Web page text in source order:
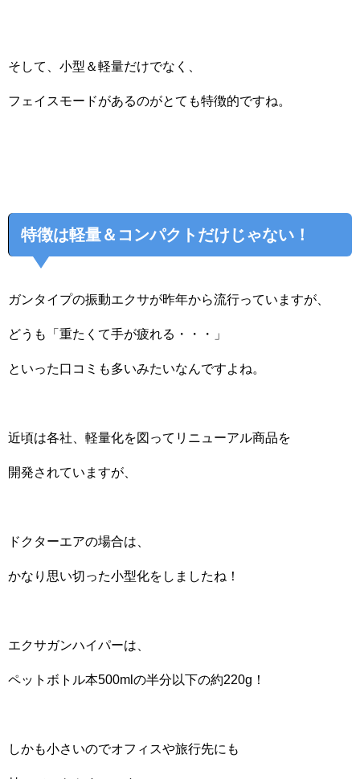
そして、小型＆軽量だけでなく、
フェイスモードがあるのがとても特徴的ですね。
特徴は軽量＆コンパクトだけじゃない！
ガンタイプの振動エクサが昨年から流行っていますが、
どうも「重たくて手が疲れる・・・」
といった口コミも多いみたいなんですよね。
近頃は各社、軽量化を図ってリニューアル商品を
開発されていますが、
ドクターエアの場合は、
かなり思い切った小型化をしましたね！
エクサガンハイパーは、
ペットボトル本500mlの半分以下の約220g！
しかも小さいのでオフィスや旅行先にも